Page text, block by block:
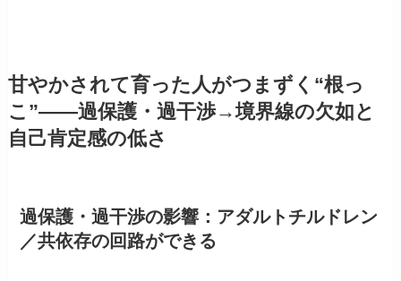
甘やかされて育った人がつまずく“根っ
こ”——過保護・過干渉→境界線の欠如と
自己肯定感の低さ
過保護・過干渉の影響：アダルトチルドレン
／共依存の回路ができる